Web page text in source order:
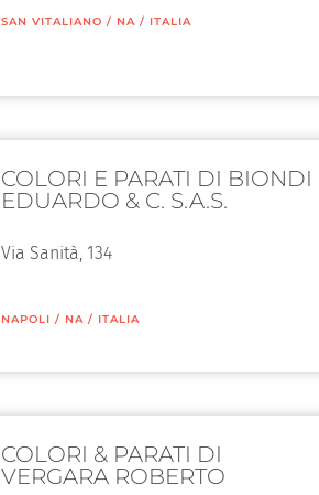
SAN VITALIANO / NA / ITALIA
COLORI E PARATI DI BIONDI
EDUARDO & C. S.A.S.
Via Sanità, 134
NAPOLI / NA / ITALIA
COLORI & PARATI DI
VERGARA ROBERTO